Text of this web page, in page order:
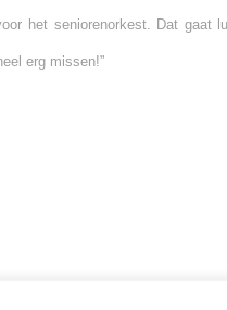
het seniorenorkest. Dat gaat
erg missen!”